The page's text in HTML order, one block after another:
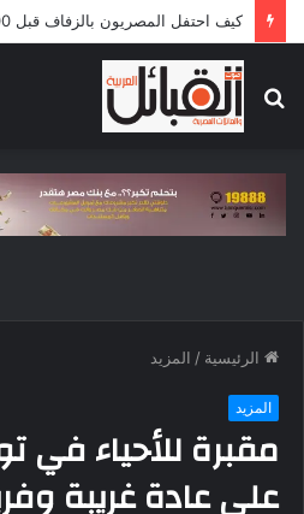
كيف احتفل المصريون بالزفاف قبل 700 عام؟
عن
الرئيسية / المزيد
المزيد
مقبرة للأحياء
على عادة غريبة